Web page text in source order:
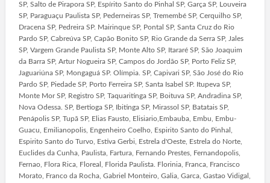
SP, Salto de Pirapora SP, Espírito Santo do Pinhal SP, Garça SP, Louveira
SP, Paraguaçu Paulista SP, Pederneiras SP, Tremembé SP, Cerquilho SP,
Dracena SP, Pedreira SP. Mairinque SP, Pontal SP, Santa Cruz do Rio
Pardo SP, Cabreúva SP, Capão Bonito SP, Rio Grande da Serra SP, Jales
SP, Vargem Grande Paulista SP, Monte Alto SP, Itararé SP, São Joaquim
da Barra SP, Artur Nogueira SP, Campos do Jordão SP, Porto Feliz SP,
Jaguariúna SP, Mongaguá SP. Olímpia. SP, Capivari SP, São José do Rio
Pardo SP, Piedade SP, Porto Ferreira SP, Santa Isabel SP. Itupeva SP,
Monte Mor SP, Registro SP, Taquaritinga SP, Boituva SP, Andradina SP,
Nova Odessa. SP, Bertioga SP, Ibitinga SP, Mirassol SP, Batatais SP,
Penápolis SP, Tupã SP, Elias Fausto, Elisiario,Embauba, Embu, Embu-
Guacu, Emilianopolis, Engenheiro Coelho, Espirito Santo do Pinhal,
Espirito Santo do Turvo, Estiva Gerbi, Estrela d'Oeste, Estrela do Norte,
Euclides da Cunha, Paulista, Fartura, Fernando Prestes, Fernandopolis,
Fernao, Flora Rica, Floreal, Florida Paulista. Florinia, Franca, Francisco
Morato, Franco da Rocha, Gabriel Monteiro, Galia, Garca, Gastao Vidigal,